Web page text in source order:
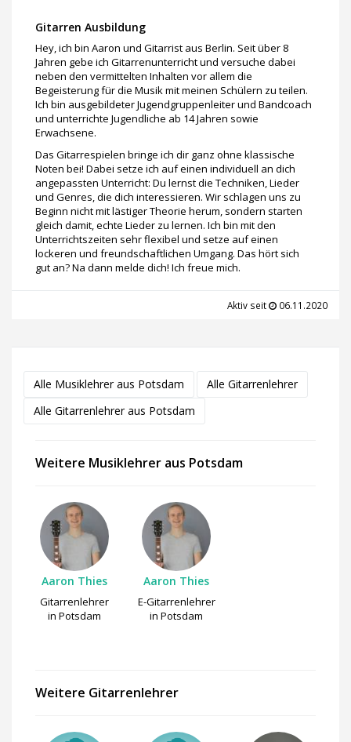
Gitarren Ausbildung
Hey, ich bin Aaron und Gitarrist aus Berlin. Seit über 8
Jahren gebe ich Gitarrenunterricht und versuche dabei
neben den vermittelten Inhalten vor allem die
Begeisterung für die Musik mit meinen Schülern zu teilen.
Ich bin ausgebildeter Jugendgruppenleiter und Bandcoach
und unterrichte Jugendliche ab 14 Jahren sowie
Erwachsene.
Das Gitarrespielen bringe ich dir ganz ohne klassische
Noten bei! Dabei setze ich auf einen individuell an dich
angepassten Unterricht: Du lernst die Techniken, Lieder
und Genres, die dich interessieren. Wir schlagen uns zu
Beginn nicht mit lästiger Theorie herum, sondern starten
gleich damit, echte Lieder zu lernen. Ich bin mit den
Unterrichtszeiten sehr flexibel und setze auf einen
lockeren und freundschaftlichen Umgang. Das hört sich
gut an? Na dann melde dich! Ich freue mich.
Aktiv seit 06.11.2020
Alle Musiklehrer aus Potsdam
Alle Gitarrenlehrer
Alle Gitarrenlehrer aus Potsdam
Weitere Musiklehrer aus Potsdam
Aaron Thies
Gitarrenlehrer
in Potsdam
Aaron Thies
E-Gitarrenlehrer
in Potsdam
Weitere Gitarrenlehrer